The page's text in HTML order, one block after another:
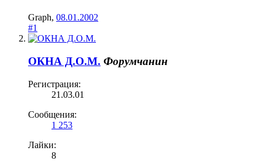
Graph, 08.01.2002
#1
ОКНА Д.О.М. Форумчанин
Регистрация:
21.03.01
Сообщения:
1 253
Лайки:
8